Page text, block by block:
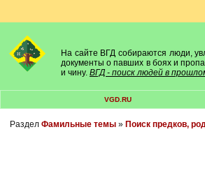
На сайте ВГД собираются люди,
документы о павших в боях и
и чину. ВГД - поиск людей в
VGD.RU
Раздел Фамильные темы» Поиск предков,